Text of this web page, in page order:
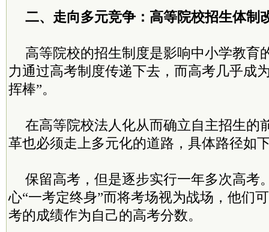
二、走向多元竞争：高等院校招生体制
高等院校的招生制度是影响中小学教育
力通过高考制度传递下去，而高考几乎成
挥棒”。
在高等院校法人化从而确立自主招生的
革也必须走上多元化的道路，具体路径如
保留高考，但是逐步实行一年多次高考
心“一考定终身”而将考场视为战场，他们
考的成绩作为自己的高考分数。